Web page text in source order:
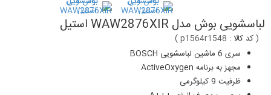
لباسشویی بوش مدل WAW2876XIR استیل
(کد کالا : p1564r1548
)
سری 6 ماشین لباسشویی BOSCH
مجهز به برنامه ActiveOxygen
ظرفیت 9 کیلوگرمی